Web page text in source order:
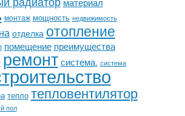
монтаж мощность недвижимость
отделка отопление
помещение преимущества
ремонт система. система
тепло тепловентилятор
пол